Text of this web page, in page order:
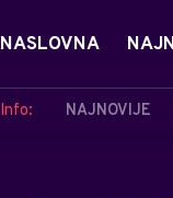
NASLOVNA
Info: NAJNOVIJE